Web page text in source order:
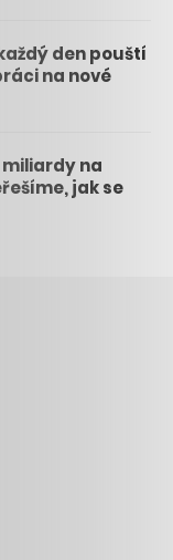
den pouští
na nové
miliardy na
jak se